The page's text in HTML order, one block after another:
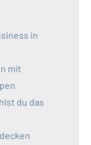
in
mit
du das